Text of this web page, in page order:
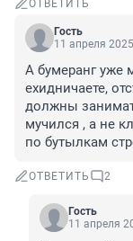
ОТВЕТИТЬ
Гость
11 апреля
А бумеранг уже
ехидничаете,
должны
мучился , а не
по бутылкам
ОТВЕТИТЬ 2
Гость
11 апреля